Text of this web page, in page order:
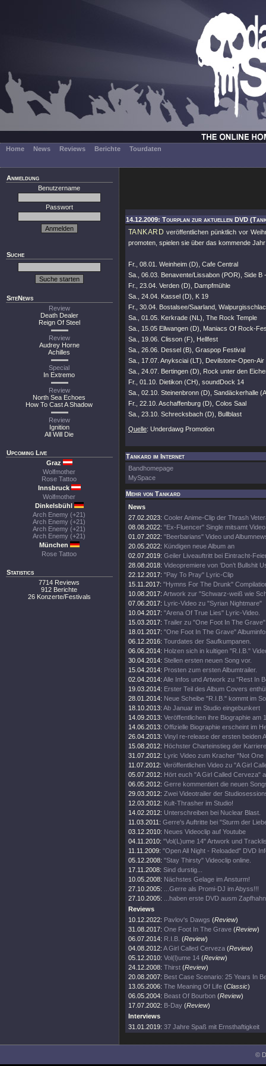
Home News Reviews Berichte Tourdaten
Anmeldung
Benutzername
Passwort
Suche
SiteNews
Review
Death Dealer
Reign Of Steel
Review
Audrey Horne
Achilles
Special
In Extremo
Review
North Sea Echoes
How To Cast A Shadow
Review
Ignition
All Will Die
Upcoming Live
Graz
Wolfmother
Rose Tattoo
Innsbruck
Wolfmother
Dinkelsbühl
Arch Enemy (+21)
Arch Enemy (+21)
Arch Enemy (+21)
Arch Enemy (+21)
München
Rose Tattoo
Statistics
7714 Reviews
912 Berichte
26 Konzerte/Festivals
14.12.2009: Tourplan zur aktuellen DVD
TANKARD veröffentlichen pünktlich vor
promoten, spielen sie über das kommende
Fr., 08.01. Weinheim (D), Cafe Central
Sa., 06.03. Benavente/Lissabon (POR), Side B
Fr., 23.04. Verden (D), Dampfmühle
Sa., 24.04. Kassel (D), K 19
Fr., 30.04. Bostalsee/Saarland,
Sa., 01.05. Kerkrade (NL), The Rock Temple
Sa., 15.05 Ellwangen (D), Maniacs Of Rock-
Sa., 19.06. Clisson (F), Hellfest
Sa., 26.06. Dessel (B), Graspop Festival
Sa., 17.07. Anyksciai (LT), Devilstone-Open-Air
Sa., 24.07. Bertingen (D), Rock unter den
Fr., 01.10. Dietikon (CH), soundDock 14
Sa., 02.10. Steinenbronn (D), Sandäckerhalle
Fr., 22.10. Aschaffenburg (D), Colos Saal
Sa., 23.10. Schrecksbach (D), Bullblast
Quelle: Underdawg Promotion
Tankard im Internet
Bandhomepage
MySpace
Mehr von Tankard
News
27.02.2023: Cooler Anime-Clip der Thrash
08.08.2022: "Ex-Fluencer" Single mitsamt Video
01.07.2022: "Beerbarians" Video und
20.05.2022: Kündigen neue Album an
02.07.2019: Geiler Liveauftritt bei Eintracht-
28.08.2018: Videopremiere von ‘Don’t Bullshit
22.12.2017: "Pay To Pray" Lyric-Clip
15.11.2017: "Hymns For The Drunk"
10.08.2017: Artwork zur "Schwarz-weiß wie
07.06.2017: Lyric-Video zu "Syrian Nightmare"
10.04.2017: "Arena Of True Lies" Lyric-Video.
15.03.2017: Trailer zu "One Foot In The
18.01.2017: "One Foot In The Grave"
06.12.2016: Tourdates der Saufkumpanen.
06.06.2014: Holzen sich in kultigen "R.I.B."
30.04.2014: Stellen ersten neuen Song vor.
15.04.2014: Prosten zum ersten Albumtrailer.
02.04.2014: Alle Infos und Artwork zu "Rest In
19.03.2014: Erster Teil des Album Covers
28.01.2014: Neue Scheibe "R.I.B." kommt im
18.10.2013: Ab Januar im Studio eingebunkert
14.09.2013: Veröffentlichen ihre Biographie am
14.06.2013: Offizielle Biographie erscheint im
26.04.2013: Vinyl re-release der ersten beiden
15.08.2012: Höchster Charteinstieg der
31.07.2012: Lyric Video zum Kracher "Not One
11.07.2012: Veröffentlichen Video zu "A Girl
05.07.2012: Hört euch "A Girl Called Cerveza"
06.05.2012: Gerre kommentiert die neuen
29.03.2012: Zwei Videotrailer der
12.03.2012: Kult-Thrasher im Studio!
14.02.2012: Unterschreiben bei Nuclear Blast.
11.03.2011: Gerre's Auftritte bei "Sturm der
03.12.2010: Neues Videoclip auf Youtube
04.11.2010: "Vol(L)ume 14" Artwork und
11.11.2009: "Open All Night - Reloaded" DVD
05.12.2008: "Stay Thirsty" Videoclip online.
17.11.2008: Sind durstig...
10.05.2008: Nächstes Gelage im Ansturm!
27.10.2005:
...Gerre als Promi-DJ im Abyss!!!
27.10.2005:
...haben erste DVD ausm
Reviews
10.12.2022: Pavlov's Dawgs (Review)
31.08.2017: One Foot In The Grave (Review)
06.07.2014: R.I.B. (Review)
04.08.2012: A Girl Called Cerveza (Review)
05.12.2010: Vol(l)ume 14 (Review)
24.12.2008: Thirst (Review)
20.08.2007: Best Case Scenario: 25 Years In
13.05.2006: The Meaning Of Life (Classic)
06.05.2004: Beast Of Bourbon (Review)
17.07.2002: B-Day (Review)
Interviews
31.01.2019: 37 Jahre Spaß mit Ernsthaftigkeit
©